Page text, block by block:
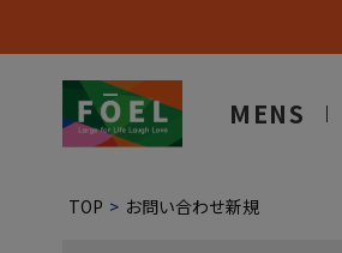
MENS
TOP お問い合わせ新規